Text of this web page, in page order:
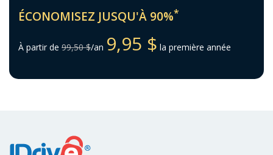
ÉCONOMISEZ JUSQU'À 90%*
À partir de 99,50 $/an 9,95 $ la première année